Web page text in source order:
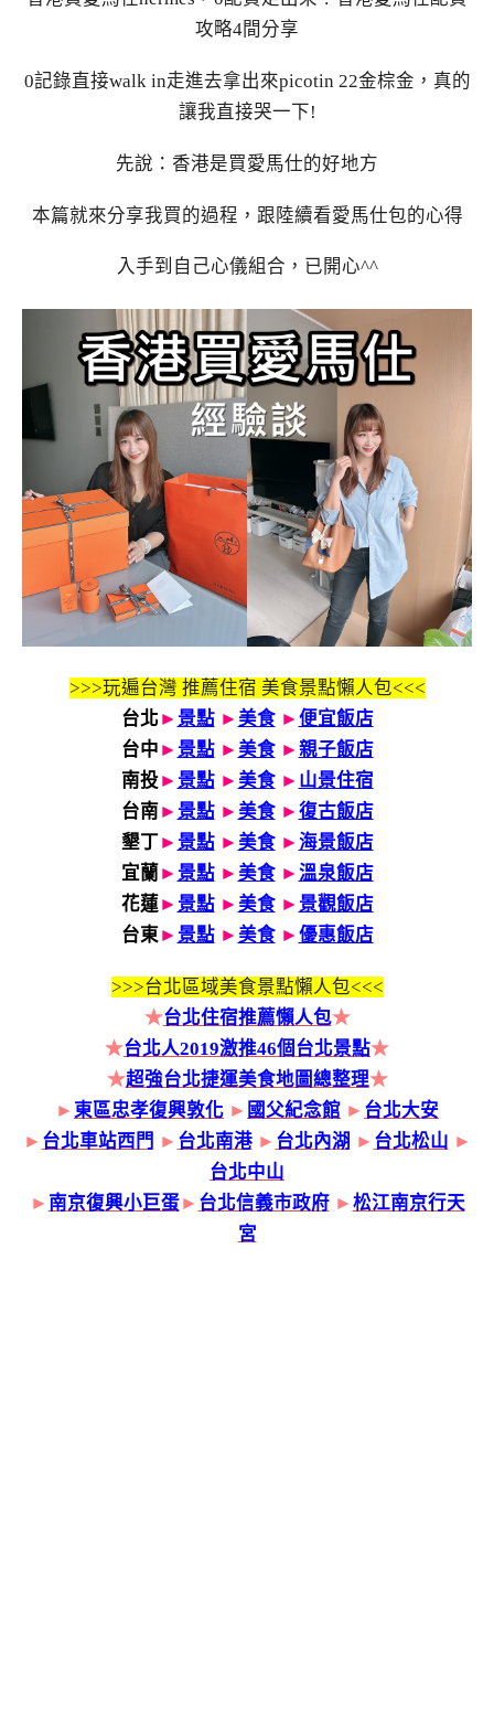
攻略4間分享
0記錄直接walk in走進去拿出來picotin 22金棕金，真的
讓我直接哭一下!
先說：香港是買愛馬仕的好地方
本篇就來分享我買的過程，跟陸續看愛馬仕包的心得
入手到自己心儀組合，已開心^^
>>>玩遍台灣 推薦住宿 美食景點懶人包<<<
台北 ► 景點 ► 美食► 便宜飯店
台中 ► 景點 ► 美食► 親子飯店
南投► 景點 ► 美食► 山景住宿
台南► 景點 ► 美食► 復古飯店
墾丁► 景點 ► 美食► 海景飯店
宜蘭 ► 景點 ► 美食► 溫泉飯店
花蓮► 景點 ► 美食► 景觀飯店
台東► 景點 ► 美食► 優惠飯店
>>>台北區域美食景點懶人包<<<
★台北住宿推薦懶人包★
★台北人2019激推46個台北景點★
★超強台北捷運美食地圖總整理★
► 東區忠孝復興敦化 ► 國父紀念館 ► 台北大安
► 台北車站西門 ► 台北南港 ► 台北內湖 ► 台北松山 ►
台北中山
► 南京復興小巨蛋► 台北信義市政府► 松江南京行天
宮